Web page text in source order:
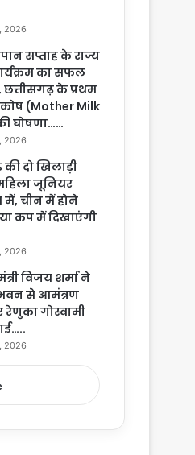
2026
सप्ताह के राज्य
का सफल
के प्रथम
(Mother Milk
घोषणा……
2026
दो खिलाड़ी
जूनियर
में, चीन में होने
कप में दिखाएंगी
2026
विजय शर्मा ने
भवन से आमंत्रण
गोस्वामी
2026